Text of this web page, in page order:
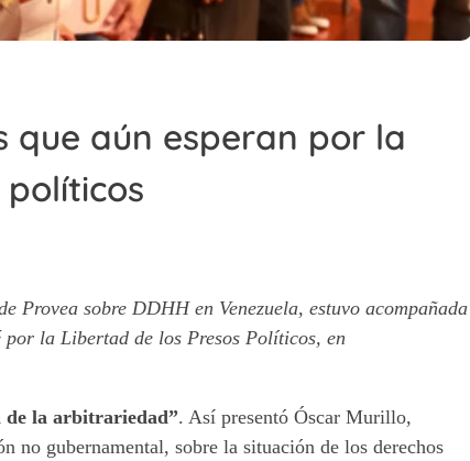
que aún esperan por la
políticos
Provea sobre DDHH en Venezuela, estuvo acompañada
la Libertad de los Presos Políticos, en
de la arbitrariedad”. Así presentó Óscar Murillo,
no gubernamental, sobre la situación de los derechos